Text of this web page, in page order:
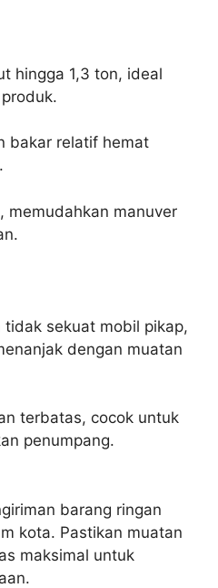
hingga 1,3 ton, ideal
bakar relatif hemat
memudahkan manuver
tidak sekuat mobil pikap,
dengan muatan
terbatas, cocok untuk
penumpang.
barang ringan
kota. Pastikan muatan
maksimal untuk